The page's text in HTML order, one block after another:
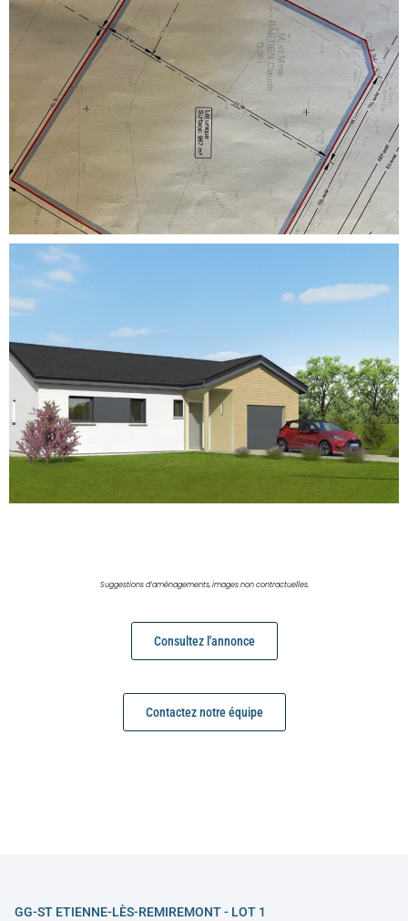
Suggestions d’aménagements, images non contractuelles.
Consultez l'annonce
Contactez notre équipe
GG-ST ETIENNE-LÈS-REMIREMONT - LOT 1